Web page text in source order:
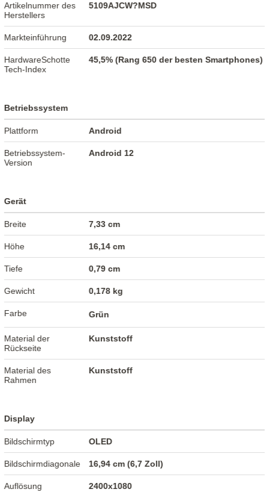
Artikelnummer des
Herstellers
5109AJCW?MSD
Markteinführung 02.09.2022
HardwareSchotte
Tech-Index
45,5% (Rang 650 der besten Smartphones)
Betriebssystem
Plattform Android
Betriebssystem-
Version
Android 12
Gerät
Breite 7,33 cm
Höhe 16,14 cm
Tiefe 0,79 cm
Gewicht 0,178 kg
Farbe Grün
Material der
Rückseite
Kunststoff
Material des
Rahmen
Kunststoff
Display
Bildschirmtyp OLED
Bildschirmdiagonale 16,94 cm (6,7 Zoll)
Auflösung 2400x1080